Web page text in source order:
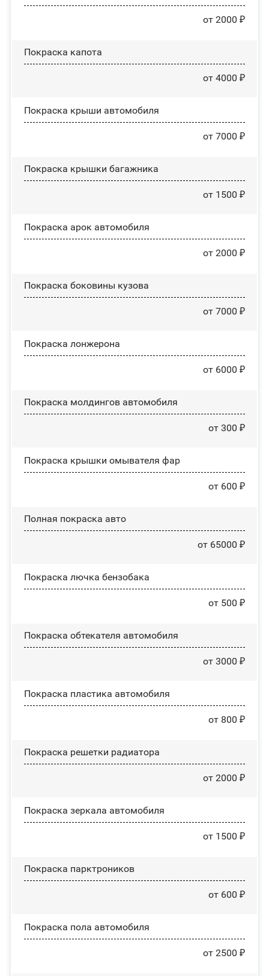
от 2000 ₽
Покраска капота
от 4000 ₽
Покраска крыши автомобиля
от 7000 ₽
Покраска крышки багажника
от 1500 ₽
Покраска арок автомобиля
от 2000 ₽
Покраска боковины кузова
от 7000 ₽
Покраска лонжерона
от 6000 ₽
Покраска молдингов автомобиля
от 300 ₽
Покраска крышки омывателя фар
от 600 ₽
Полная покраска авто
от 65000 ₽
Покраска лючка бензобака
от 500 ₽
Покраска обтекателя автомобиля
от 3000 ₽
Покраска пластика автомобиля
от 800 ₽
Покраска решетки радиатора
от 2000 ₽
Покраска зеркала автомобиля
от 1500 ₽
Покраска парктроников
от 600 ₽
Покраска пола автомобиля
от 2500 ₽